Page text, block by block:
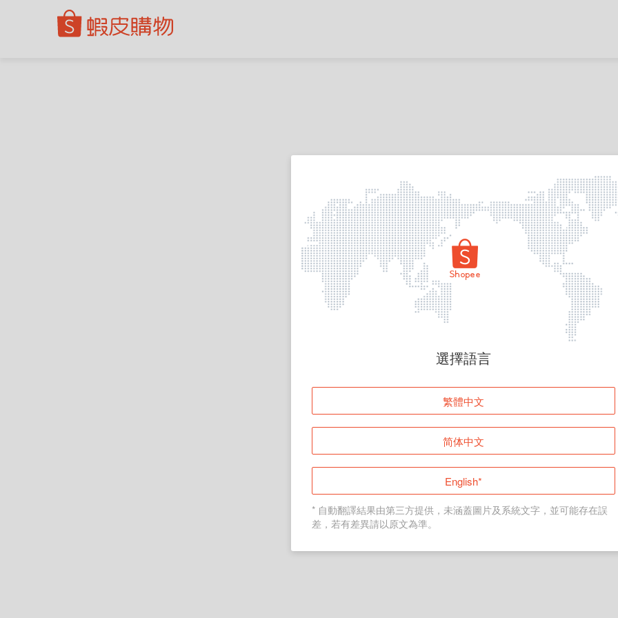
頁面無法顯示
登入
返回首頁
選擇語言
繁體中文
简体中文
English*
* 自動翻譯結果由第三方提供，未涵蓋圖片及系統文字，並可能存在誤
差，若有差異請以原文為準。